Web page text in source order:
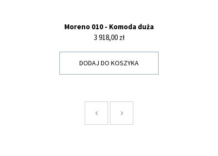
Moreno 010 - Komoda duża
Cena
3 918,00 zł
DODAJ DO KOSZYKA